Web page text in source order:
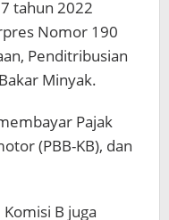
tahun 2022
Nomor 190
Penditribusian
Minyak.
Pajak
(PBB-KB), dan
B juga